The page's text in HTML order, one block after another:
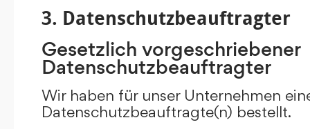
3. Datenschutzbeauftragter
Gesetzlich vorgeschriebener
Datenschutzbeauftragter
Wir haben für unser Unternehmen
Datenschutzbeauftragte(n) bestellt.